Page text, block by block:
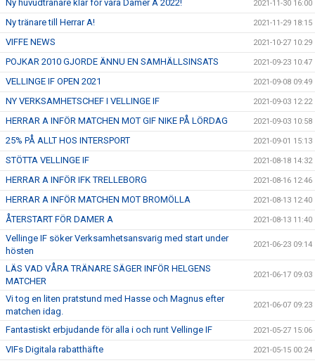
Ny huvudtränare klar för våra Damer A 2022! 2021-11-30 16:00
Ny tränare till Herrar A! 2021-11-29 18:15
VIFFE NEWS 2021-10-27 10:29
POJKAR 2010 GJORDE ÄNNU EN SAMHÄLLSINSATS 2021-09-23 10:47
VELLINGE IF OPEN 2021 2021-09-08 09:49
NY VERKSAMHETSCHEF I VELLINGE IF 2021-09-03 12:22
HERRAR A INFÖR MATCHEN MOT GIF NIKE PÅ LÖRDAG 2021-09-03 10:58
25% PÅ ALLT HOS INTERSPORT 2021-09-01 15:13
STÖTTA VELLINGE IF 2021-08-18 14:32
HERRAR A INFÖR IFK TRELLEBORG 2021-08-16 12:46
HERRAR A INFÖR MATCHEN MOT BROMÖLLA 2021-08-13 12:40
ÅTERSTART FÖR DAMER A 2021-08-13 11:40
Vellinge IF söker Verksamhetsansvarig med start under
hösten
2021-06-23 09:14
LÄS VAD VÅRA TRÄNARE SÄGER INFÖR HELGENS
MATCHER
2021-06-17 09:03
Vi tog en liten pratstund med Hasse och Magnus efter
matchen idag.
2021-06-07 09:23
Fantastiskt erbjudande för alla i och runt Vellinge IF 2021-05-27 15:06
VIFs Digitala rabatthäfte 2021-05-15 00:24